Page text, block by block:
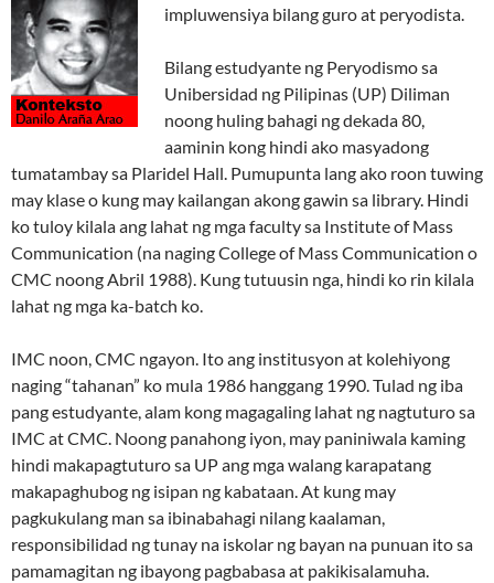
impluwensiya bilang guro at peryodista.
Bilang estudyante ng Peryodismo sa
Unibersidad ng Pilipinas (UP) Diliman
noong huling bahagi ng dekada 80,
aaminin kong hindi ako masyadong
tumatambay sa Plaridel Hall. Pumupunta lang ako roon tuwing
may klase o kung may kailangan akong gawin sa library. Hindi
ko tuloy kilala ang lahat ng mga faculty sa Institute of Mass
Communication (na naging College of Mass Communication o
CMC noong Abril 1988). Kung tutuusin nga, hindi ko rin kilala
lahat ng mga ka-batch ko.
IMC noon, CMC ngayon. Ito ang institusyon at kolehiyong
naging “tahanan” ko mula 1986 hanggang 1990. Tulad ng iba
pang estudyante, alam kong magagaling lahat ng nagtuturo sa
IMC at CMC. Noong panahong iyon, may paniniwala kaming
hindi makapagtuturo sa UP ang mga walang karapatang
makapaghubog ng isipan ng kabataan. At kung may
pagkukulang man sa ibinabahagi nilang kaalaman,
responsibilidad ng tunay na iskolar ng bayan na punuan ito sa
pamamagitan ng ibayong pagbabasa at pakikisalamuha.